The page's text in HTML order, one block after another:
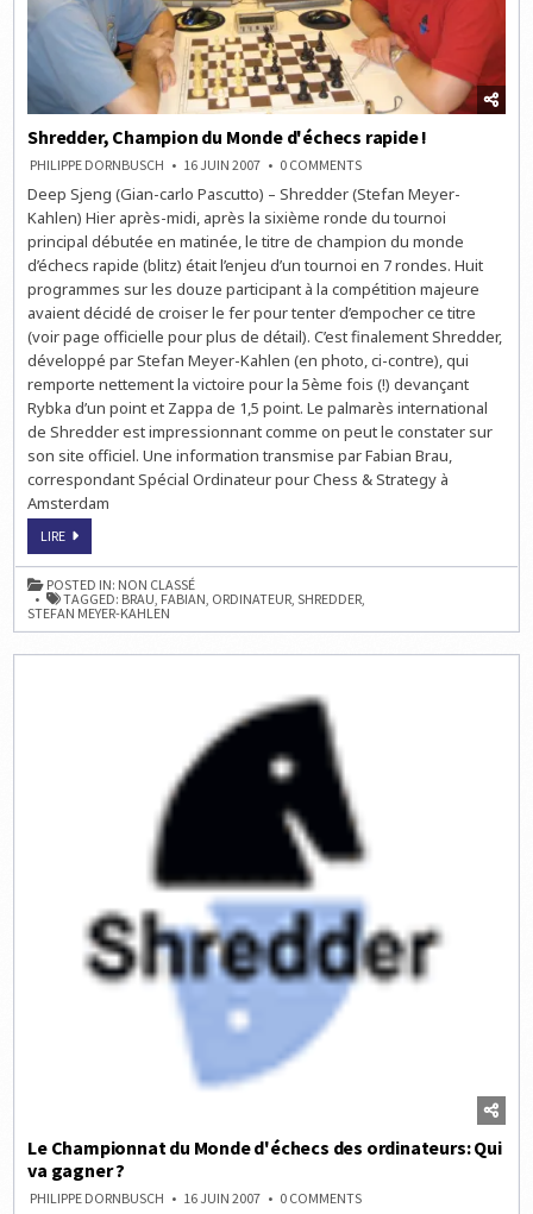
Shredder, Champion du Monde d'échecs rapide !
PHILIPPE DORNBUSCH 16 JUIN 2007 0 COMMENTSON
CHAMPION
MONDE
D'ÉCHECS
RAPIDE
!
Deep Sjeng (Gian-carlo Pascutto) – Shredder (Stefan Meyer-
Kahlen) Hier après-midi, après la sixième ronde du tournoi
principal débutée en matinée, le titre de champion du monde
d’échecs rapide (blitz) était l’enjeu d’un tournoi en 7 rondes. Huit
programmes sur les douze participant à la compétition majeure
avaient décidé de croiser le fer pour tenter d’empocher ce titre
(voir page officielle pour plus de détail). C’est finalement Shredder,
développé par Stefan Meyer-Kahlen (en photo, ci-contre), qui
remporte nettement la victoire pour la 5ème fois (!) devançant
Rybka d’un point et Zappa de 1,5 point. Le palmarès international
de Shredder est impressionnant comme on peut le constater sur
son site officiel. Une information transmise par Fabian Brau,
correspondant Spécial Ordinateur pour Chess & Strategy à
Amsterdam
LIRESHREDDER,
DU
MONDE
D'ÉCHECS
RAPIDE
!
POSTED IN: NON CLASSÉ
TAGGED: BRAU FABIAN ORDINATEUR ,SHREDDER
STEFAN MEYER-KAHLEN
Le Championnat du Monde d'échecs des ordinateurs: Qui
va gagner ?
PHILIPPE DORNBUSCH 16 JUIN 2007 0 COMMENTSON